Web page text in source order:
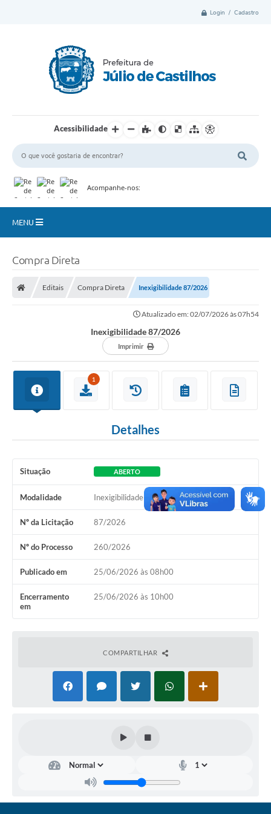
Login / Cadastro
Acessibilidade
Acompanhe-nos:
MENU
PLANO ANUAL DE CONTRATAÇÕES (PAC)
Contato
Ordem de Serviços
Serviços e Informações Online
Licitações
Secretarias de Júlio de Castilhos
Coronavírus
Certidão Negativa
Alvará
Modelos de Requerimentos
Passe Livre Estudantil
Compra Direta
Editais Compra Direta Inexigibilidade 87/2026
Atualizado em: 02/07/2026 às 07h54
Inexigibilidade 87/2026
Imprimir
1
Detalhes
Situação ABERTO
Modalidade Inexigibilidade
Nº da Licitação 87/2026
Nº do Processo 260/2026
Publicado em 25/06/2026 às 08h00
Encerramento
em
25/06/2026 às 10h00
COMPARTILHAR